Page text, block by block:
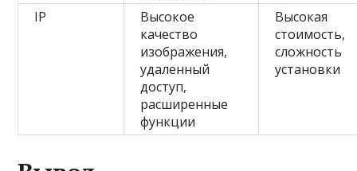
IP
Высокое
качество
изображения,
удаленный
доступ,
расширенные
функции
Высокая
стоимость,
сложность
установки